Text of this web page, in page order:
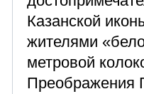
Казанской
жителями
метровой
Преображения